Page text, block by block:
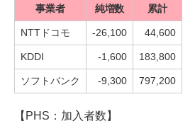
事業者 純増数 累計
NTTドコモ -26,100 44,600
KDDI -1,600 183,800
ソフトバンク -9,300 797,200
【PHS：加入者数】